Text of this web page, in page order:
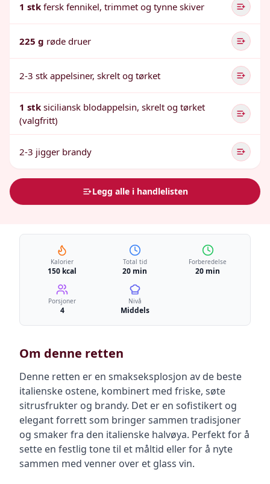
1 stk fersk fennikel, trimmet og tynne skiver
225 g røde druer
2-3 stk appelsiner, skrelt og tørket
1 stk siciliansk blodappelsin, skrelt og tørket
(valgfritt)
2-3 jigger brandy
Legg alle i handlelisten
Kalorier
150 kcal
Total tid
20 min
Forberedelse
20 min
Porsjoner
4
Nivå
Middels
Om denne retten
Denne retten er en smakseksplosjon av de beste
italienske ostene, kombinert med friske, søte
sitrusfrukter og brandy. Det er en sofistikert og
elegant forrett som bringer sammen tradisjoner
og smaker fra den italienske halvøya. Perfekt for å
sette en festlig tone til et måltid eller for å nyte
sammen med venner over et glass vin.